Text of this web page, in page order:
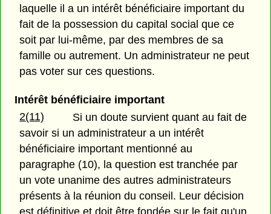
laquelle il a un intérêt bénéficiaire important du
fait de la possession du capital social que ce
soit par lui-même, par des membres de sa
famille ou autrement. Un administrateur ne peut
pas voter sur ces questions.
Intérêt bénéficiaire important
2(11)
Si un doute survient quant au fait de
savoir si un administrateur a un intérêt
bénéficiaire important mentionné au
paragraphe (10), la question est tranchée par
un vote unanime des autres administrateurs
présents à la réunion du conseil. Leur décision